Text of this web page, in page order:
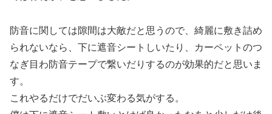
防音に関しては隙間は大敵だと思うので、綺麗に敷き詰め
られないなら、下に遮音シートしいたり、カーペットのつ
なぎ目わ防音テープで繋いだりするのが効果的だと思いま
す。
これやるだけでだいぶ変わる気がする。